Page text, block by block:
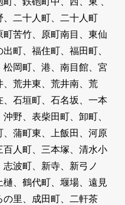
二十人町、二十人町
苦竹、原町南目、東仙
町、福住町、福田町、
岡町、港、南目館、宮
荒井東、荒井南、荒
石垣町、石名坂、一本
野、表柴田町、卸町、
蒲町東、上飯田、河原
人町、三本塚、清水小
波町、新寺、新弓ノ
、鶴代町、堰場、遠見
里、成田町、二軒茶